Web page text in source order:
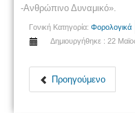
-Ανθρώπινο Δυναμικό».
Γονική Κατηγορία: Φορολογικά
Δημιουργήθηκε : 22
Προηγούμενο